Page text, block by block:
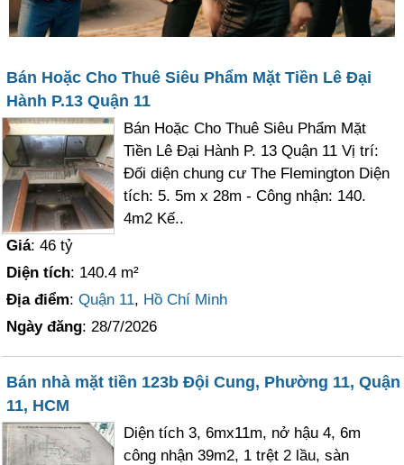
Bán Hoặc Cho Thuê Siêu Phẩm Mặt Tiền Lê Đại
Hành P.13 Quận 11
Bán Hoặc Cho Thuê Siêu Phẩm Mặt
Tiền Lê Đại Hành P. 13 Quận 11 Vị trí:
Đối diện chung cư The Flemington Diện
tích: 5. 5m x 28m - Công nhận: 140.
4m2 Kế..
Giá: 46 tỷ
Diện tích: 140.4 m²
Địa điểm:Quận 11, Hồ Chí Minh
Ngày đăng: 28/7/2026
Bán nhà mặt tiền 123b Đội Cung, Phường 11, Quận
11, HCM
Diện tích 3, 6mx11m, nở hậu 4, 6m
công nhận 39m2, 1 trệt 2 lầu, sàn